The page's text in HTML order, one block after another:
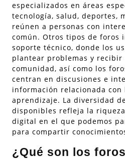
especializados en áreas
tecnología, salud, deportes,
reúnen a personas con
común. Otros tipos de foros
soporte técnico, donde los
plantear problemas y recibir
comunidad, así como los
centran en discusiones e
información relacionada
aprendizaje. La diversidad
disponibles refleja la
digital en el que podemos
para compartir
¿Qué son los